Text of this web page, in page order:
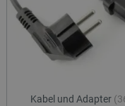
Kabel und Adapter